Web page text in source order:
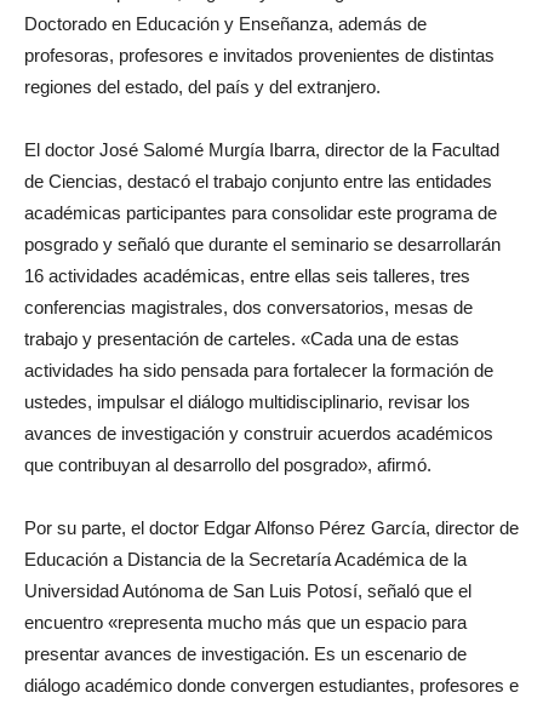
Doctorado en Educación y Enseñanza, además de
profesoras, profesores e invitados provenientes de distintas
regiones del estado, del país y del extranjero.
El doctor José Salomé Murgía Ibarra, director de la Facultad
de Ciencias, destacó el trabajo conjunto entre las entidades
académicas participantes para consolidar este programa de
posgrado y señaló que durante el seminario se desarrollarán
16 actividades académicas, entre ellas seis talleres, tres
conferencias magistrales, dos conversatorios, mesas de
trabajo y presentación de carteles. «Cada una de estas
actividades ha sido pensada para fortalecer la formación de
ustedes, impulsar el diálogo multidisciplinario, revisar los
avances de investigación y construir acuerdos académicos
que contribuyan al desarrollo del posgrado», afirmó.
Por su parte, el doctor Edgar Alfonso Pérez García, director de
Educación a Distancia de la Secretaría Académica de la
Universidad Autónoma de San Luis Potosí, señaló que el
encuentro «representa mucho más que un espacio para
presentar avances de investigación. Es un escenario de
diálogo académico donde convergen estudiantes, profesores e